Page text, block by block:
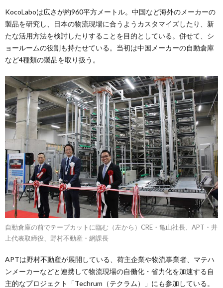
KocoLaboは広さが約960平方メートル。中国など海外のメーカーの
製品を研究し、日本の物流現場に合うようカスタマイズしたり、新
たな活用方法を検討したりすることを目的としている。併せて、シ
ョールームの役割も持たせている。当初は中国メーカーの自動倉庫
など4種類の製品を取り扱う。
自動倉庫の前でテープカットに臨む（左から）CRE・亀山社長、APT・井
上代表取締役、野村不動産・網課長
APTは野村不動産が展開している、荷主企業や物流事業者、マテハ
ンメーカーなどと連携して物流現場の自働化・省力化を加速する自
主的なプロジェクト「Techrum（テクラム）」にも参加している。